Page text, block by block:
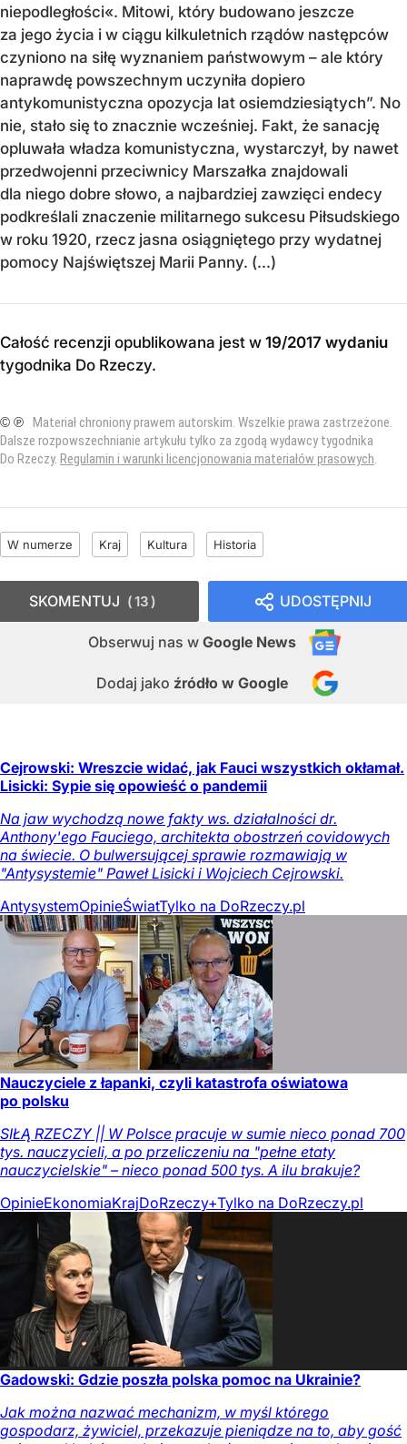
niepodległości«. Mitowi, który budowano jeszcze
za jego życia i w ciągu kilkuletnich rządów następców
czyniono na siłę wyznaniem państwowym – ale który
naprawdę powszechnym uczyniła dopiero
antykomunistyczna opozycja lat osiemdziesiątych”. No
nie, stało się to znacznie wcześniej. Fakt, że sanację
opluwała władza komunistyczna, wystarczył, by nawet
przedwojenni przeciwnicy Marszałka znajdowali
dla niego dobre słowo, a najbardziej zawzięci endecy
podkreślali znaczenie militarnego sukcesu Piłsudskiego
w roku 1920, rzecz jasna osiągniętego przy wydatnej
pomocy Najświętszej Marii Panny. (...)
Całość recenzji opublikowana jest w 19/2017 wydaniu
tygodnika Do Rzeczy.
© ℗ Materiał chroniony prawem autorskim. Wszelkie prawa zastrzeżone.
Dalsze rozpowszechnianie artykułu tylko za zgodą wydawcy tygodnika
Do Rzeczy. Regulamin i warunki licencjonowania materiałów prasowych.
W numerze Kraj Kultura Historia
UDOSTĘPNIJ
Obserwuj nas w Google News
Dodaj jako źródło w Google
SKOMENTUJ 13
Cejrowski: Wreszcie widać, jak Fauci wszystkich okłamał.
Lisicki: Sypie się opowieść o pandemii
Na jaw wychodzą nowe fakty ws. działalności dr.
Anthony'ego Fauciego, architekta obostrzeń covidowych
na świecie. O bulwersującej sprawie rozmawiają w
"Antysystemie" Paweł Lisicki i Wojciech Cejrowski.
AntysystemOpinieŚwiatTylko na DoRzeczy.pl
Nauczyciele z łapanki, czyli katastrofa oświatowa
po polsku
SIŁĄ RZECZY || W Polsce pracuje w sumie nieco ponad 700
tys. nauczycieli, a po przeliczeniu na "pełne etaty
nauczycielskie" – nieco ponad 500 tys. A ilu brakuje?
OpinieEkonomiaKrajDoRzeczy+Tylko na DoRzeczy.pl
Gadowski: Gdzie poszła polska pomoc na Ukrainie?
Jak można nazwać mechanizm, w myśl którego
gospodarz, żywiciel, przekazuje pieniądze na to, aby gość